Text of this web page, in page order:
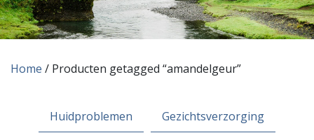
Home / Producten getagged “amandelgeur”
Huidproblemen Gezichtsverzorging